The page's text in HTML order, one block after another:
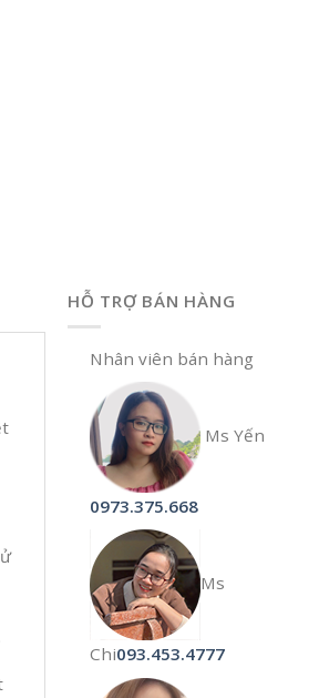
HỖ TRỢ BÁN HÀNG
Nhân viên bán hàng
Ms Yến
0973.375.668
Ms
Chi093.453.4777